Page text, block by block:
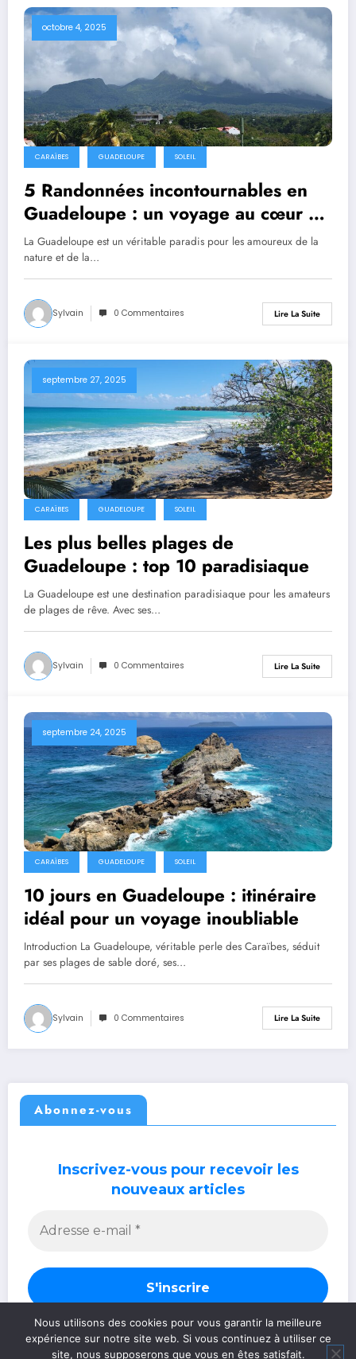
octobre 4, 2025
CARAÏBES GUADELOUPE SOLEIL
5 Randonnées incontournables en
Guadeloupe : un voyage au cœur de
la nature
La Guadeloupe est un véritable paradis pour les amoureux de la
nature et de la…
Sylvain 0 Commentaires Lire La Suite
septembre 27, 2025
CARAÏBES GUADELOUPE SOLEIL
Les plus belles plages de
Guadeloupe : top 10 paradisiaque
La Guadeloupe est une destination paradisiaque pour les amateurs
de plages de rêve. Avec ses…
Sylvain 0 Commentaires Lire La Suite
septembre 24, 2025
CARAÏBES GUADELOUPE SOLEIL
10 jours en Guadeloupe : itinéraire
idéal pour un voyage inoubliable
Introduction La Guadeloupe, véritable perle des Caraïbes, séduit
par ses plages de sable doré, ses…
Sylvain 0 Commentaires Lire La Suite
Abonnez-vous
Inscrivez-vous pour recevoir les
nouveaux articles
Nous utilisons des cookies pour vous garantir la meilleure
expérience sur notre site web. Si vous continuez à utiliser ce
site, nous supposerons que vous en êtes satisfait.